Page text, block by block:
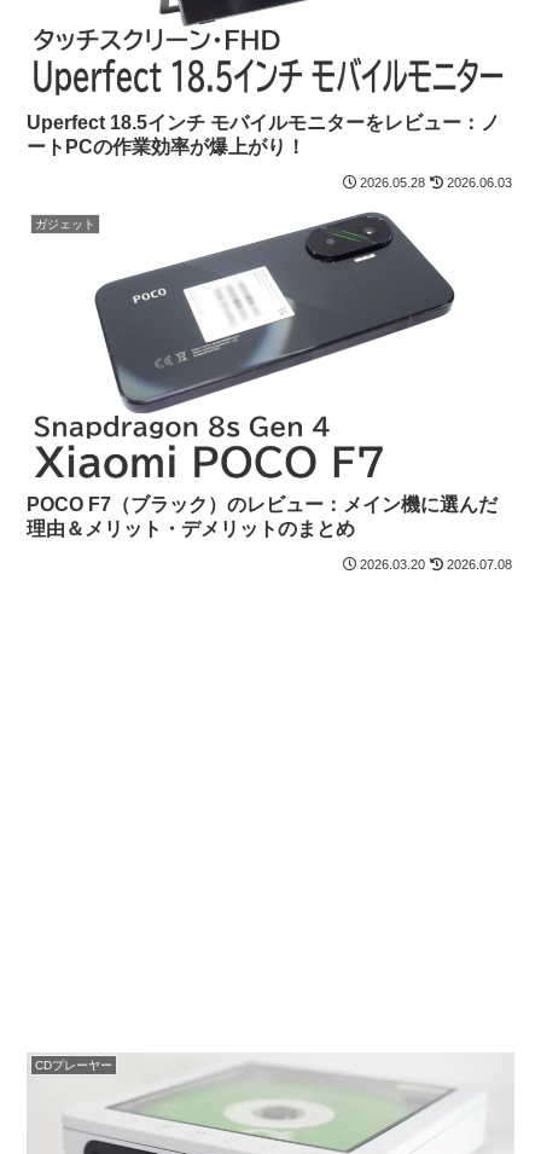
Uperfect 18.5インチ モバイルモニターをレビュー：ノ
ートPCの作業効率が爆上がり！
2026.05.28 2026.06.03
ガジェット
POCO F7（ブラック）のレビュー：メイン機に選んだ
理由＆メリット・デメリットのまとめ
2026.03.20 2026.07.08
CDプレーヤー